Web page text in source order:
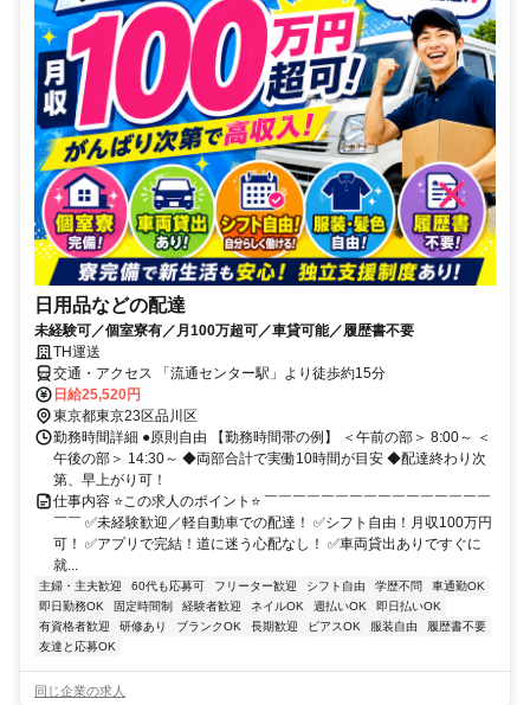
日用品などの配達
未経験可／個室寮有／月100万超可／車貸可能／履歴書不要
TH運送
交通・アクセス 「流通センター駅」より徒歩約15分
日給25,520円
東京都東京23区品川区
勤務時間詳細 ●原則自由 【勤務時間帯の例】 ＜午前の部＞ 8:00～ ＜
午後の部＞ 14:30～ ◆両部合計で実働10時間が目安 ◆配達終わり次
第、早上がり可！
仕事内容 ⭐この求人のポイント⭐ ￣￣￣￣￣￣￣￣￣￣￣￣￣￣￣￣
￣￣ ✅未経験歓迎／軽自動車での配達！ ✅シフト自由！月収100万円
可！ ✅アプリで完結！道に迷う心配なし！ ✅車両貸出ありですぐに
就...
主婦・主夫歓迎 60代も応募可 フリーター歓迎 シフト自由 学歴不問
車通勤OK
即日勤務OK
固定時間制 経験者歓迎 ネイルOK 週払いOK
即日払いOK
有資格者歓迎
研修あり ブランクOK 長期歓迎 ピアスOK 服装自由
履歴書不要
友達と応募OK
同じ企業の求人